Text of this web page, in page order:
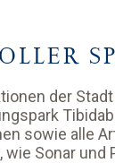
der
sowie alle
wie Sonar und